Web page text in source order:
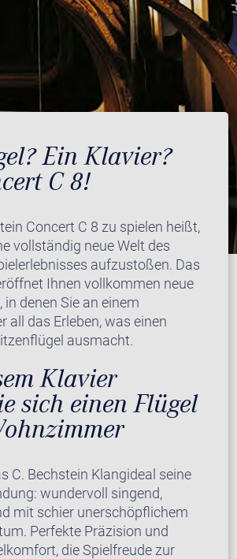
Ein Klavier?
C 8!
Concert C 8 zu spielen heißt,
vollständig neue Welt des
aufzustoßen. Das
Ihnen vollkommen neue
in denen Sie an einem
all das Erleben, was einen
ausmacht.
Klavier
sich einen Flügel
C. Bechstein Klangideal seine
wundervoll singend,
mit schier unerschöpflichem
Perfekte Präzision und
die Spielfreude zur